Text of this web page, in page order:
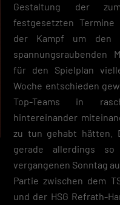
Gestaltung der
festgesetzten
der Kampf um den
spannungsraubenden
für den Spielplan
Woche entschieden
Top-Teams in
hintereinander
zu tun gehabt hätten.
gerade allerdings
vergangenen Sonntag
Partie zwischen dem
und der HSG Refrath-